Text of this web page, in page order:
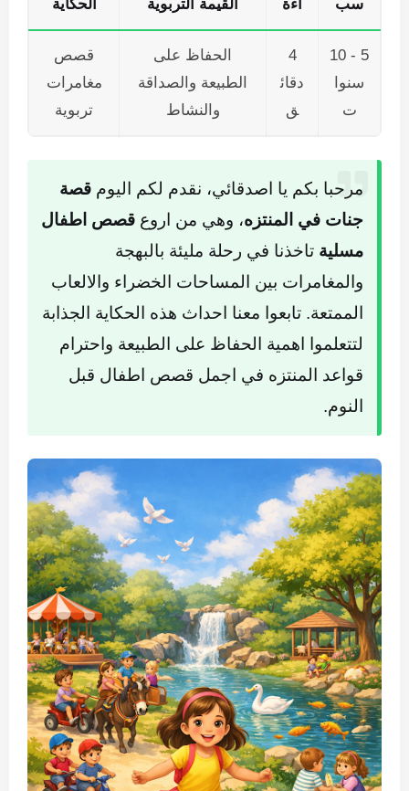
سب
اءة
القيمة التربوية
الحكاية
5 - 10
سنوا
ت
4
دقائ
ق
الحفاظ على
الطبيعة والصداقة
والنشاط
قصص
مغامرات
تربوية
مرحبا بكم يا اصدقائي، نقدم لكم اليوم قصة
جنات في المنتزه، وهي من اروع قصص اطفال
مسلية تاخذنا في رحلة مليئة بالبهجة
والمغامرات بين المساحات الخضراء والالعاب
الممتعة. تابعوا معنا احداث هذه الحكاية الجذابة
لتتعلموا اهمية الحفاظ على الطبيعة واحترام
قواعد المنتزه في اجمل قصص اطفال قبل
النوم.